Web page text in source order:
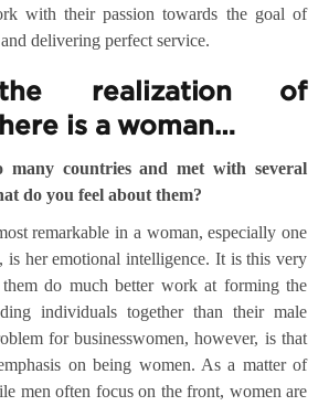
with their passion towards the goal of
delivering perfect service.
realization of
is a woman…
many countries and met with several
do you feel about them?
remarkable in a woman, especially one
is her emotional intelligence. It is this very
them do much better work at forming the
individuals together than their male
for businesswomen, however, is that
on being women. As a matter of
men often focus on the front, women are